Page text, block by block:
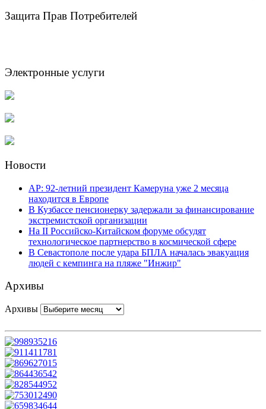
Защита Прав Потребителей
Электронные услуги
Новости
AP: 92-летний президент Камеруна уже 2 месяца
находится в Европе
В Кузбассе пенсионерку задержали за финансирование
экстремистской организации
На II Российско-Китайском форуме обсудят
технологическое партнерство в космической сфере
В Севастополе после удара БПЛА началась эвакуация
людей с кемпинга на пляже "Инжир"
Архивы
Архивы